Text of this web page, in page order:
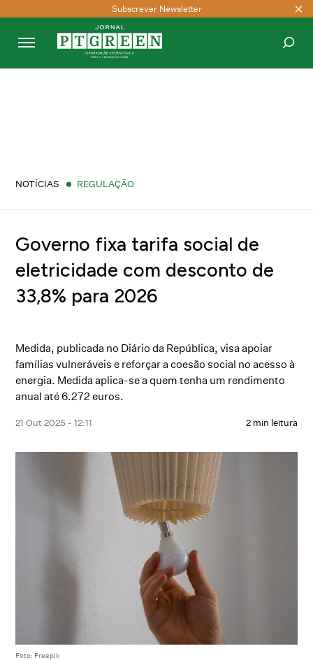
Subscrever Newsletter
NOTÍCIAS REGULAÇÃO
Governo fixa tarifa social de
eletricidade com desconto de
33,8% para 2026
Medida, publicada no Diário da República, visa apoiar
famílias vulneráveis e reforçar a coesão social no acesso à
energia. Medida aplica-se a quem tenha um rendimento
anual até 6.272 euros.
21 Out 2025 - 12:11 2 min leitura
Foto: Freepik